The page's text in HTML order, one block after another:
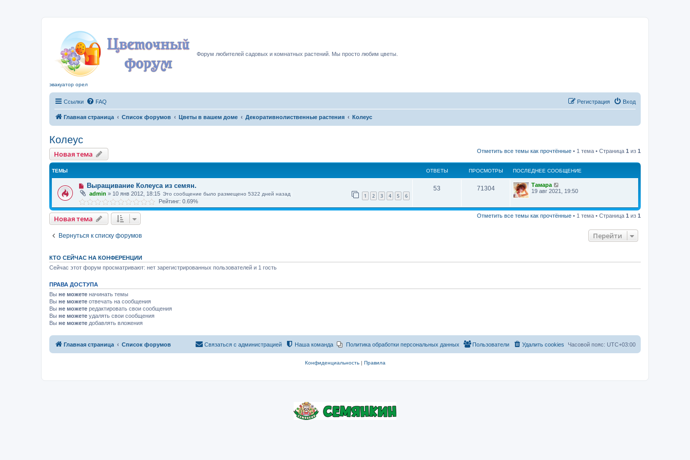
Форум любителей садовых и комнатных растений. Мы просто любим цветы.
эвакуатор орел
Ссылки FAQ Вход
Регистрация
Главная страница Список форумов Цветы в вашем доме Декоративнолиственные растения Колеус
Колеус
Новая тема Отметить все темы как прочтённые • 1 тема • Страница 1 из 1
ТЕМЫ ОТВЕТЫ ПРОСМОТРЫ ПОСЛЕДНЕЕ СООБЩЕНИЕ
Выращивание Колеуса из семян.
admin » 10 янв 2012, 18:15 1 2 3 4 5 6
Это сообщение было размещено 5322 дней назад
Рейтинг: 0.69%
53 71304
Тамара
19 авг 2021, 19:50
Новая тема Отметить все темы как прочтённые • 1 тема • Страница 1 из 1
Вернуться к списку форумов Перейти
КТО СЕЙЧАС НА КОНФЕРЕНЦИИ
Сейчас этот форум просматривают: нет зарегистрированных пользователей и 1 гость
ПРАВА ДОСТУПА
Вы не можете начинать темы
Вы не можете отвечать на сообщения
Вы не можете редактировать свои сообщения
Вы не можете удалять свои сообщения
Вы не можете добавлять вложения
Главная страница Список форумов Часовой пояс: UTC+03:00
Удалить cookies
Пользователи
Политика обработки персональных данных
Наша команда
Связаться с администрацией
Конфиденциальность| Правила